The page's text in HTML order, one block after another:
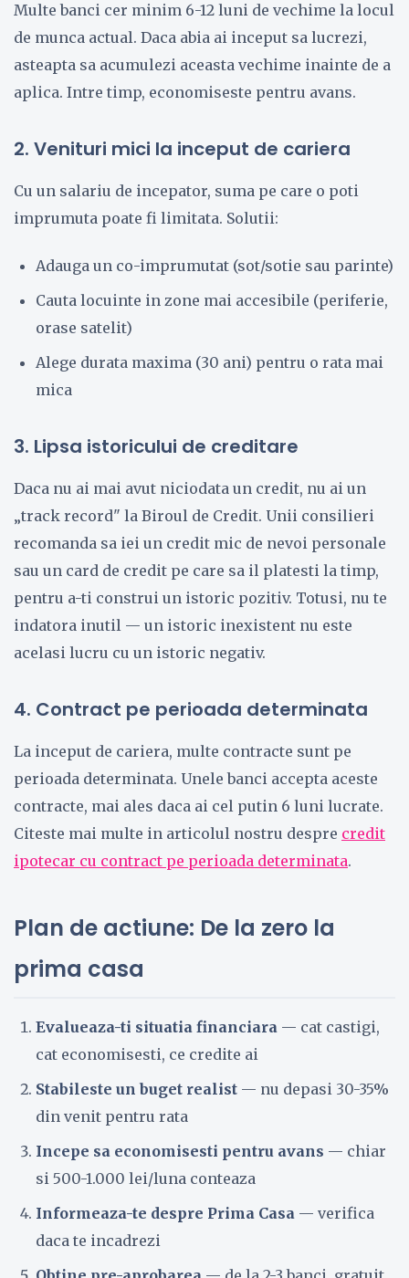
Multe banci cer minim 6-12 luni de vechime la locul
de munca actual. Daca abia ai inceput sa lucrezi,
asteapta sa acumulezi aceasta vechime inainte de a
aplica. Intre timp, economiseste pentru avans.
2. Venituri mici la inceput de cariera
Cu un salariu de incepator, suma pe care o poti
imprumuta poate fi limitata. Solutii:
Adauga un co-imprumutat (sot/sotie sau parinte)
Cauta locuinte in zone mai accesibile (periferie,
orase satelit)
Alege durata maxima (30 ani) pentru o rata mai
mica
3. Lipsa istoricului de creditare
Daca nu ai mai avut niciodata un credit, nu ai un
„track record" la Biroul de Credit. Unii consilieri
recomanda sa iei un credit mic de nevoi personale
sau un card de credit pe care sa il platesti la timp,
pentru a-ti construi un istoric pozitiv. Totusi, nu te
indatora inutil — un istoric inexistent nu este
acelasi lucru cu un istoric negativ.
4. Contract pe perioada determinata
La inceput de cariera, multe contracte sunt pe
perioada determinata. Unele banci accepta aceste
contracte, mai ales daca ai cel putin 6 luni lucrate.
Citeste mai multe in articolul nostru despre credit
ipotecar cu contract pe perioada determinata.
Plan de actiune: De la zero la
prima casa
Evalueaza-ti situatia financiara — cat castigi,
cat economisesti, ce credite ai
Stabileste un buget realist — nu depasi 30-35%
din venit pentru rata
Incepe sa economisesti pentru avans — chiar
si 500-1.000 lei/luna conteaza
Informeaza-te despre Prima Casa — verifica
daca te incadrezi